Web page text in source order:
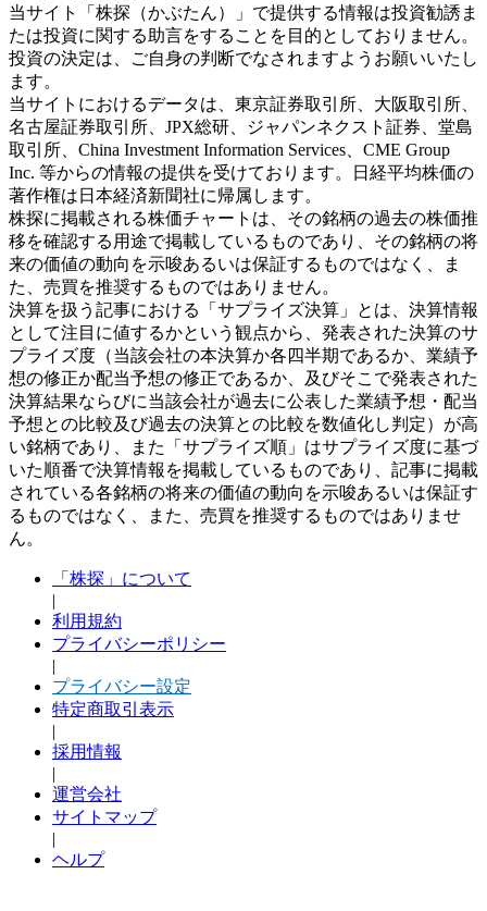
当サイト「株探（かぶたん）」で提供する情報は投資勧誘ま
たは投資に関する助言をすることを目的としておりません。
投資の決定は、ご自身の判断でなされますようお願いいたし
ます。
当サイトにおけるデータは、東京証券取引所、大阪取引所、
名古屋証券取引所、JPX総研、ジャパンネクスト証券、堂島
取引所、China Investment Information Services、CME Group
Inc. 等からの情報の提供を受けております。日経平均株価の
著作権は日本経済新聞社に帰属します。
株探に掲載される株価チャートは、その銘柄の過去の株価推
移を確認する用途で掲載しているものであり、その銘柄の将
来の価値の動向を示唆あるいは保証するものではなく、ま
た、売買を推奨するものではありません。
決算を扱う記事における「サプライズ決算」とは、決算情報
として注目に値するかという観点から、発表された決算のサ
プライズ度（当該会社の本決算か各四半期であるか、業績予
想の修正か配当予想の修正であるか、及びそこで発表された
決算結果ならびに当該会社が過去に公表した業績予想・配当
予想との比較及び過去の決算との比較を数値化し判定）が高
い銘柄であり、また「サプライズ順」はサプライズ度に基づ
いた順番で決算情報を掲載しているものであり、記事に掲載
されている各銘柄の将来の価値の動向を示唆あるいは保証す
るものではなく、また、売買を推奨するものではありませ
ん。
「株探」について
|
利用規約
プライバシーポリシー
|
プライバシー設定
特定商取引表示
|
採用情報
|
運営会社
サイトマップ
|
ヘルプ